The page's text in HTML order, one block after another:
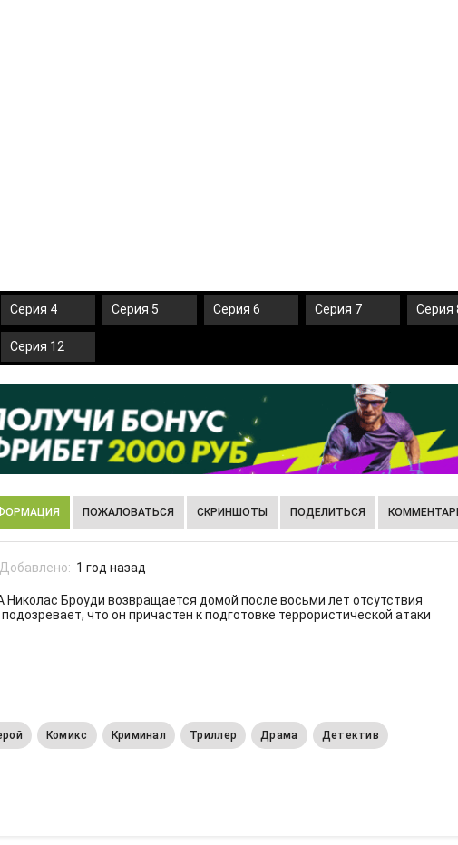
Серия 4 Серия 5 Серия 6 Серия 7 Серия
Серия 12
ПОЖАЛОВАТЬСЯ СКРИНШОТЫ ПОДЕЛИТЬСЯ
Добавлено: 1 год назад
Броуди возвращается домой после восьми лет отсутствия
что он причастен к подготовке террористической атаки
Комикс Криминал Триллер Драма Детектив